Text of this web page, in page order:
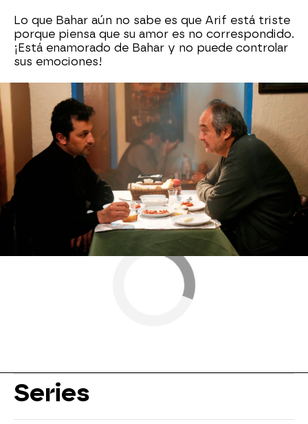
Lo que Bahar aún no sabe es que Arif está triste
porque piensa que su amor es no correspondido.
¡Está enamorado de Bahar y no puede controlar
sus emociones!
Series turcas de Nova
Nova » Series » Mujer » Mejores momentos
Series